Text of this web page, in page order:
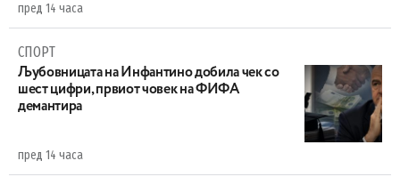
пред 14 часа
СПОРТ
Љубовницата на Инфантино добила чек со
шест цифри, првиот човек на ФИФА
демантира
пред 14 часа